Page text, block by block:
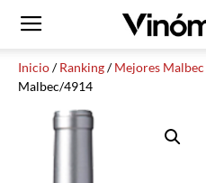
Inicio/Ranking/Mejores Malbec
Malbec/4914